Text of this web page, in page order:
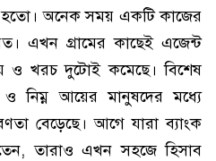
হতো। অনেক সময় একটি কাজের
এখন গ্রামের কাছেই এজেন্ট
ও খরচ দুটোই কমেছে। বিশেষ
নিম্ন আয়ের মানুষদের মধ্যে
বেড়েছে। আগে যারা ব্যাংক
তারাও এখন সহজে হিসাব